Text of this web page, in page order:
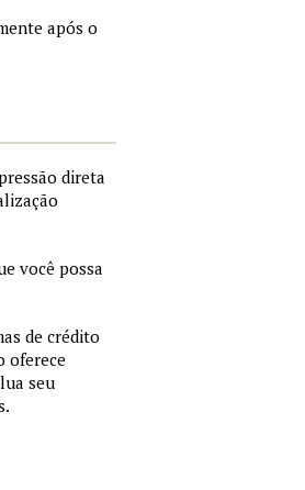
após o
direta
você possa
de crédito
oferece
seu